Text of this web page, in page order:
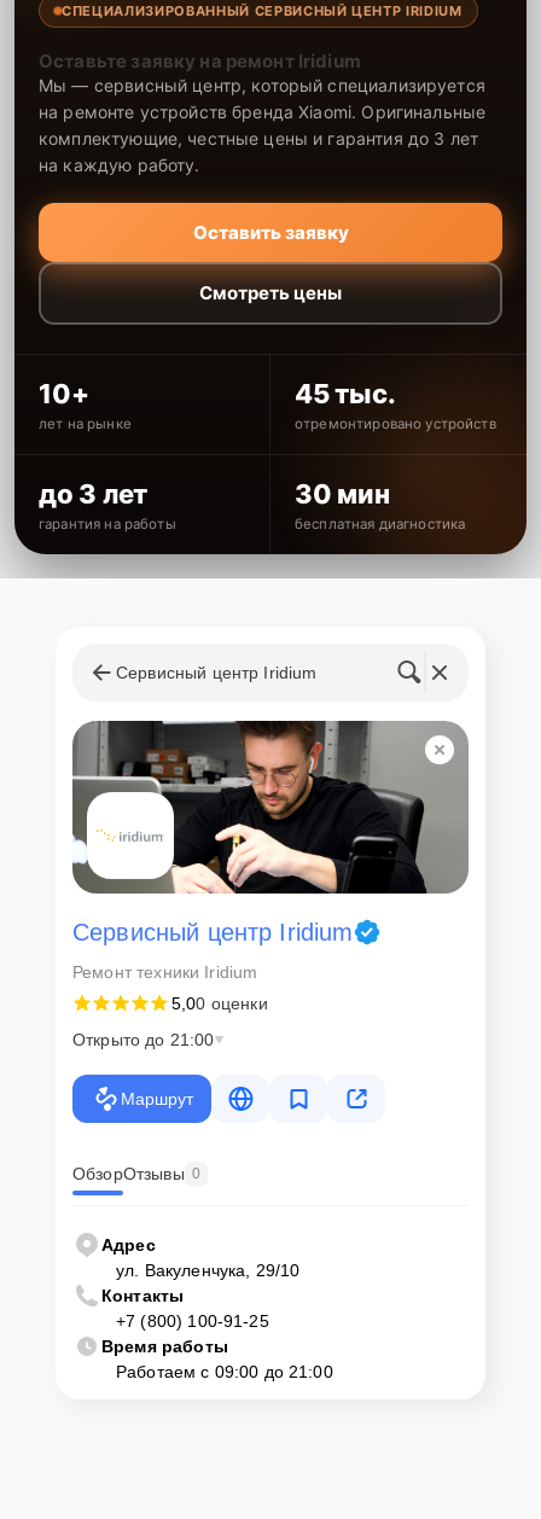
СПЕЦИАЛИЗИРОВАННЫЙ СЕРВИСНЫЙ ЦЕНТР IRIDIUM
Оставьте заявку на ремонт Iridium
Мы — сервисный центр, который специализируется
на ремонте устройств бренда Xiaomi. Оригинальные
комплектующие, честные цены и гарантия до 3 лет
на каждую работу.
Оставить заявку
Смотреть цены
10+
лет на рынке
45 тыс.
отремонтировано устройств
до 3 лет
гарантия на работы
30 мин
бесплатная диагностика
Сервисный центр Iridium
Сервисный центр Iridium
Ремонт техники Iridium
5,00 оценки
Открыто до 21:00
Маршрут
ОбзорОтзывы 0
Адрес
ул. Вакуленчука, 29/10
Контакты
+7 (800) 100-91-25
Время работы
Работаем с 09:00 до 21:00